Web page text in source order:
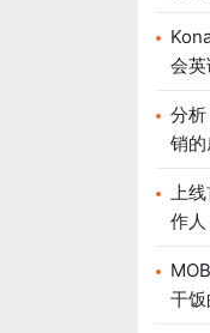
会英
分
销的
上
作
干饭